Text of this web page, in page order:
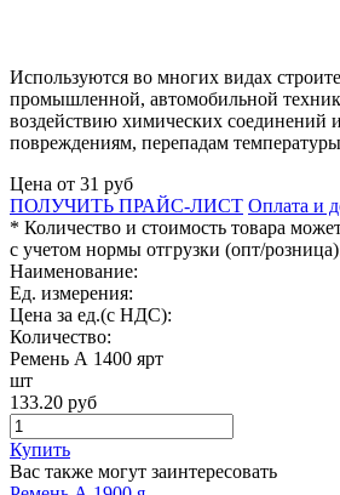
Используются во многих видах
промышленной, автомобильной
воздействию химических соединений
повреждениям, перепадам
Цена от 31 руб
ПОЛУЧИТЬ ПРАЙС-ЛИСТ Оплата и
* Количество и стоимость товара
с учетом нормы отгрузки (опт/
Наименование:
Ед. измерения:
Цена за ед.(с НДС):
Количество:
Ремень А 1400 ярт
шт
133.20 руб
Купить
Вас также могут заинтересовать